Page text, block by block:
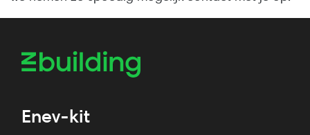
Enev-kit